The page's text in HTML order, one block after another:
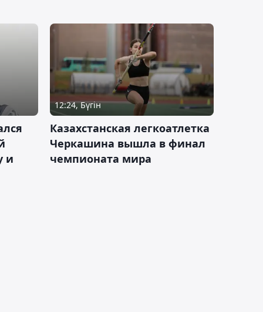
и
12:24, Бүгін
Казахстанская легкоатлетка
Черкашина вышла в финал
чемпионата мира